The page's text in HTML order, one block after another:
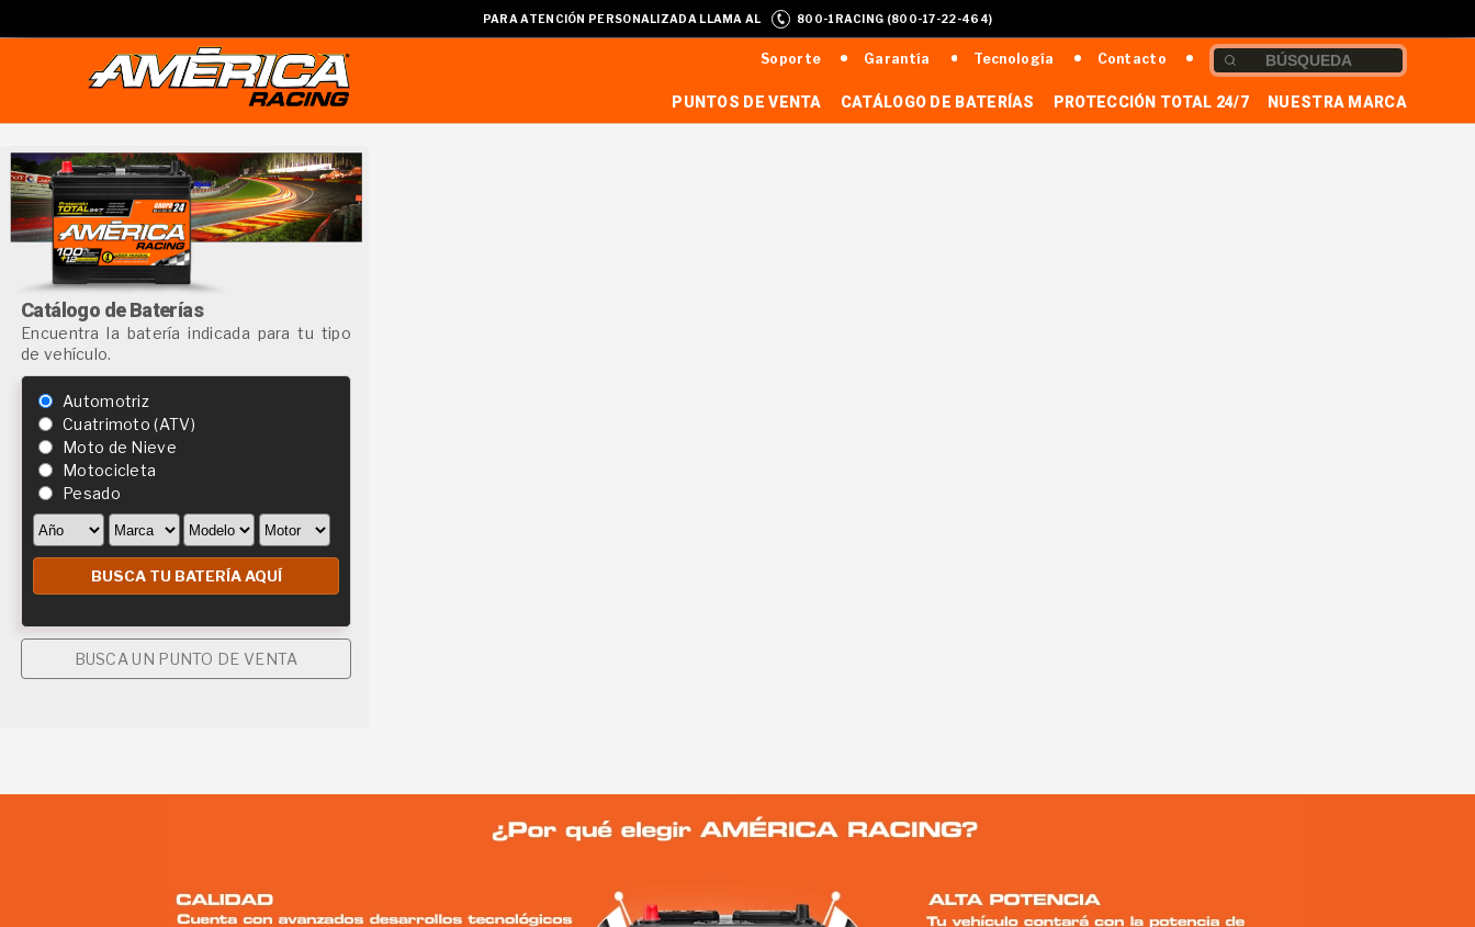
PARA ATENCIÓN PERSONALIZADA LLAMA AL 800-1RACING (800-17-22-464)
Contacto
Tecnología
Garantía
Soporte
NUESTRA MARCA
PROTECCIÓN TOTAL 24/7
CATÁLOGO DE BATERÍAS
PUNTOS DE VENTA
Catálogo de Baterías
Encuentra la batería indicada para tu tipo
de vehículo.
Automotriz
Cuatrimoto (ATV)
Moto de Nieve
Motocicleta
Pesado
BUSCA UN PUNTO DE VENTA